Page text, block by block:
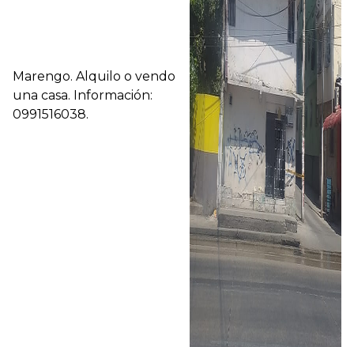
Marengo. Alquilo o vendo
una casa. Información:
0991516038.